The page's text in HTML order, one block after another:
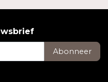
Abonneer